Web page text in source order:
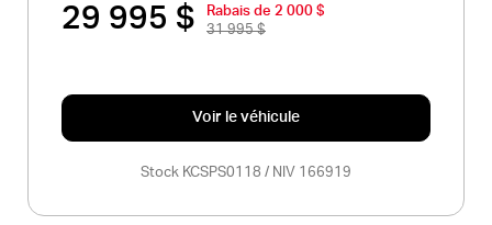
29 995 $
Rabais de 2 000 $
31 995 $
Voir le véhicule
Stock KCSPS0118 / NIV 166919